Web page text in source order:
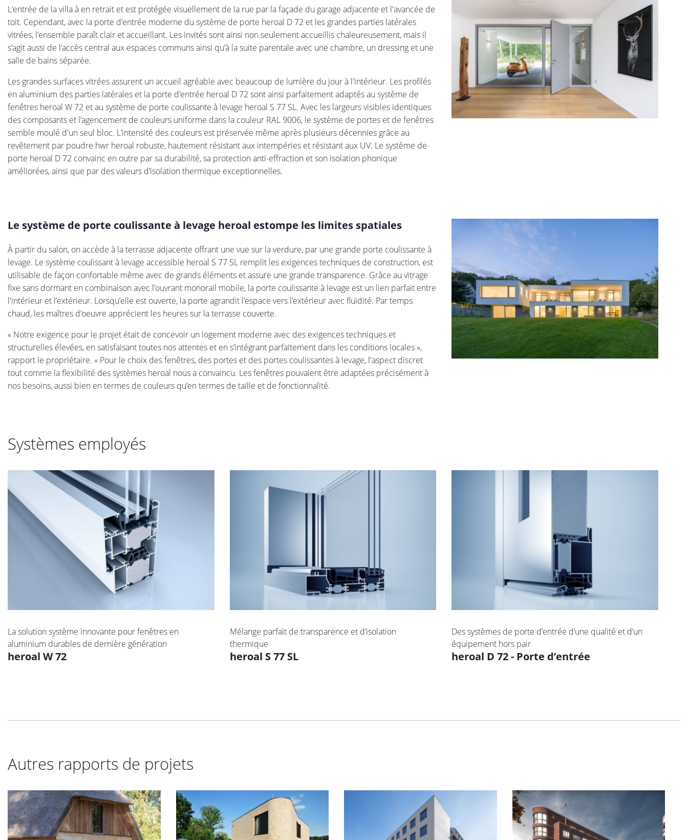
L’entrée de la villa à en retrait et est protégée visuellement de la rue par la façade du garage adjacente et l'avancée de
toit. Cependant, avec la porte d’entrée moderne du système de porte heroal D 72 et les grandes parties latérales
vitrées, l’ensemble paraît clair et accueillant. Les invités sont ainsi non seulement accueillis chaleureusement, mais il
s’agit aussi de l’accès central aux espaces communs ainsi qu’à la suite parentale avec une chambre, un dressing et une
salle de bains séparée.
Les grandes surfaces vitrées assurent un accueil agréable avec beaucoup de lumière du jour à l'intérieur. Les profilés
en aluminium des parties latérales et la porte d’entrée heroal D 72 sont ainsi parfaitement adaptés au système de
fenêtres heroal W 72 et au système de porte coulissante à levage heroal S 77 SL. Avec les largeurs visibles identiques
des composants et l’agencement de couleurs uniforme dans la couleur RAL 9006, le système de portes et de fenêtres
semble moulé d'un seul bloc. L’intensité des couleurs est préservée même après plusieurs décennies grâce au
revêtement par poudre hwr heroal robuste, hautement résistant aux intempéries et résistant aux UV. Le système de
porte heroal D 72 convainc en outre par sa durabilité, sa protection anti-effraction et son isolation phonique
améliorées, ainsi que par des valeurs d’isolation thermique exceptionnelles.
Le système de porte coulissante à levage heroal estompe les limites spatiales
À partir du salon, on accède à la terrasse adjacente offrant une vue sur la verdure, par une grande porte coulissante à
levage. Le système coulissant à levage accessible heroal S 77 SL remplit les exigences techniques de construction, est
utilisable de façon confortable même avec de grands éléments et assure une grande transparence. Grâce au vitrage
fixe sans dormant en combinaison avec l’ouvrant monorail mobile, la porte coulissante à levage est un lien parfait entre
l'intérieur et l’extérieur. Lorsqu’elle est ouverte, la porte agrandit l’espace vers l’extérieur avec fluidité. Par temps
chaud, les maîtres d’oeuvre apprécient les heures sur la terrasse couverte.
« Notre exigence pour le projet était de concevoir un logement moderne avec des exigences techniques et
structurelles élevées, en satisfaisant toutes nos attentes et en s’intégrant parfaitement dans les conditions locales »,
rapport le propriétaire. « Pour le choix des fenêtres, des portes et des portes coulissantes à levage, l'aspect discret
tout comme la flexibilité des systèmes heroal nous a convaincu. Les fenêtres pouvaient être adaptées précisément à
nos besoins, aussi bien en termes de couleurs qu’en termes de taille et de fonctionnalité.
Systèmes employés
La solution système innovante pour fenêtres en
aluminium durables de dernière génération
heroal W 72
Mélange parfait de transparence et d’isolation
thermique
heroal S 77 SL
Des systèmes de porte d’entrée d’une qualité et d’un
équipement hors pair
heroal D 72 - Porte d’entrée
Autres rapports de projets